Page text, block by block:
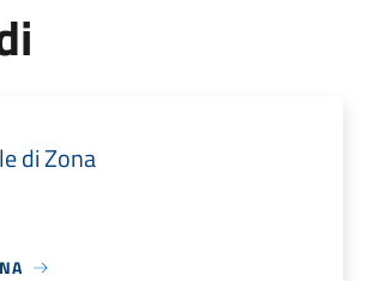
di Zona